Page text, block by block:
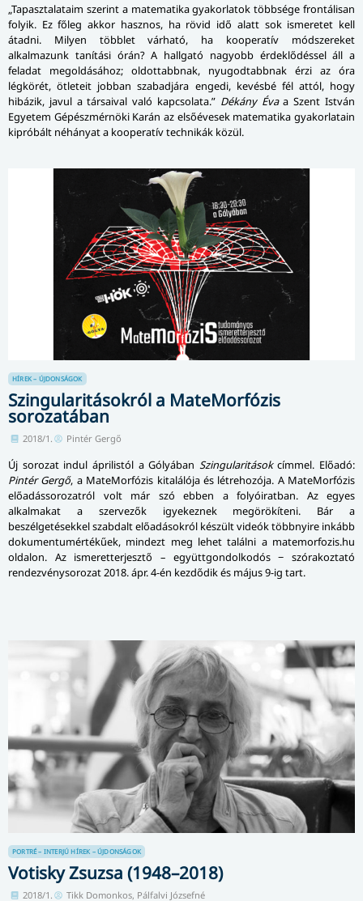
„Tapasztalataim szerint a matematika gyakorlatok többsége frontálisan
folyik. Ez főleg akkor hasznos, ha rövid idő alatt sok ismeretet kell
átadni. Milyen többlet várható, ha kooperatív módszereket
alkalmazunk tanítási órán? A hallgató nagyobb érdeklődéssel áll a
feladat megoldásához; oldottabbnak, nyu­god­tabb­nak érzi az óra
légkörét, ötleteit jobban szabadjára engedi, kevésbé fél attól, hogy
hibázik, javul a társaival való kapcsolata.” Dékány Évaa Szent István
Egyetem Gépészmérnöki Karán az elsőévesek matematika gyakorlatain
kipróbált néhányat a kooperatív technikák közül.
HÍREK – ÚJDONSÁGOK
Szingularitásokról a MateMorfózis
sorozatában
2018/1. Pintér Gergő
Új sorozat indul áprilistól a Gólyában Szingularitásokcímmel. Előadó:
Pintér Gergő, a MateMorfózis kitalálója és létrehozója. A MateMorfózis
elő­adás­so­ro­zat­ról volt már szó ebben a folyóiratban. Az egyes
alkalmakat a szervezők igyekeznek megörökíteni. Bár a
beszélgetésekkel szabdalt előadásokról készült videók többnyire inkább
dokumentumértékűek, mindezt meg lehet találni a mate­mor­fozis.hu
oldalon. Az ismeretterjesztő – együtt­gon­dol­ko­dós − szórakoztató
rendez­vény­soro­zat 2018. ápr. 4-én kezdődik és május 9-ig tart.
PORTRÉ – INTERJÚ HÍREK – ÚJDONSÁGOK
Votisky Zsuzsa (1948–2018)
2018/1. Tikk Domonkos, Pálfalvi Józsefné